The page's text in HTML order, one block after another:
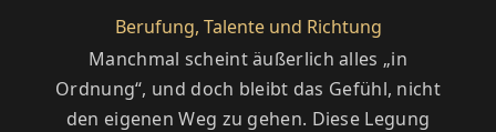
Berufung, Talente und Richtung
Manchmal scheint äußerlich alles „in
Ordnung“, und doch bleibt das Gefühl, nicht
den eigenen Weg zu gehen. Diese Legung